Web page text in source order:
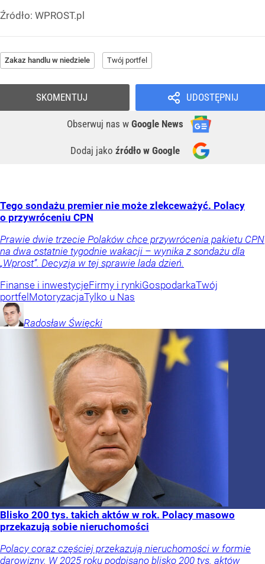
Źródło: WPROST.pl
Zakaz handlu w niedziele Twój portfel
UDOSTĘPNIJ
Obserwuj nas w Google News
Dodaj jako źródło w Google
SKOMENTUJ
Tego sondażu premier nie może zlekceważyć. Polacy
o przywróceniu CPN
Prawie dwie trzecie Polaków chce przywrócenia pakietu CPN
na dwa ostatnie tygodnie wakacji – wynika z sondażu dla
„Wprost”. Decyzja w tej sprawie lada dzień.
Finanse i inwestycjeFirmy i rynkiGospodarkaTwój
portfelMotoryzacjaTylko u Nas
Radosław Święcki
Blisko 200 tys. takich aktów w rok. Polacy masowo
przekazują sobie nieruchomości
Polacy coraz częściej przekazują nieruchomości w formie
darowizny. W 2025 roku podpisano blisko 200 tys. aktów